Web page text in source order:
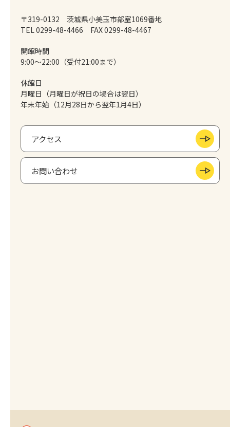
〒319-0132 茨城県小美玉市部室1069番地
TEL 0299-48-4466
FAX 0299-48-4467
開館時間
9:00～22:00（受付21:00まで）
休館日
月曜日（月曜日が祝日の場合は翌日）
年末年始（12月28日から翌年1月4日）
アクセス
お問い合わせ